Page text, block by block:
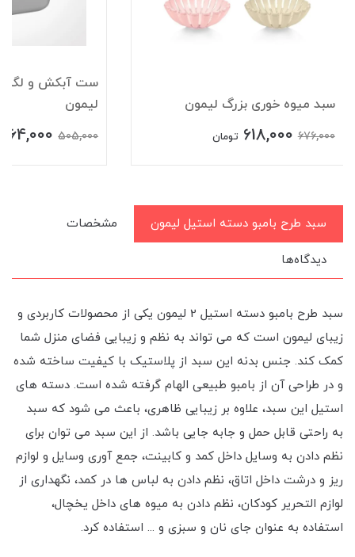
سبد میوه خوری بزرگ لیمون
676,000
618,000 تومان
لیمون
505,000
464,000
سبد طرح بامبو دسته استیل لیمون مشخصات
دیدگاه‌ها
سبد طرح بامبو دسته استیل 2 لیمون یکی از محصولات کاربردی و
زیبای لیمون است که می تواند به نظم و زیبایی فضای منزل شما
کمک کند. جنس بدنه این سبد از پلاستیک با کیفیت ساخته شده
و در طراحی آن از بامبو طبیعی الهام گرفته شده است. دسته های
استیل این سبد، علاوه بر زیبایی ظاهری، باعث می شود که سبد
به راحتی قابل حمل و جابه جایی باشد. از این سبد می توان برای
نظم دادن به وسایل داخل کمد و کابینت، جمع آوری وسایل و لوازم
ریز و درشت داخل اتاق، نظم دادن به لباس ها در کمد، نگهداری از
لوازم التحریر کودکان، نظم دادن به میوه های داخل یخچال،
استفاده به عنوان جای نان و سبزی و ... استفاده کرد.